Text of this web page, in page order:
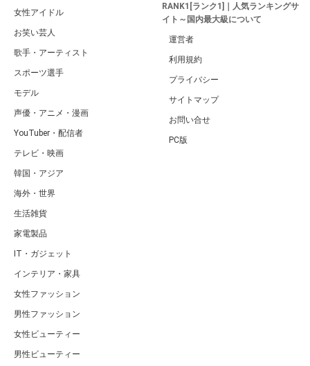
女性アイドル
お笑い芸人
歌手・アーティスト
スポーツ選手
モデル
声優・アニメ・漫画
YouTuber・配信者
テレビ・映画
韓国・アジア
海外・世界
生活雑貨
家電製品
IT・ガジェット
インテリア・家具
女性ファッション
男性ファッション
女性ビューティー
男性ビューティー
RANK1[ランク1]｜人気ランキングサ
イト～国内最大級について
運営者
利用規約
プライバシー
サイトマップ
お問い合せ
PC版